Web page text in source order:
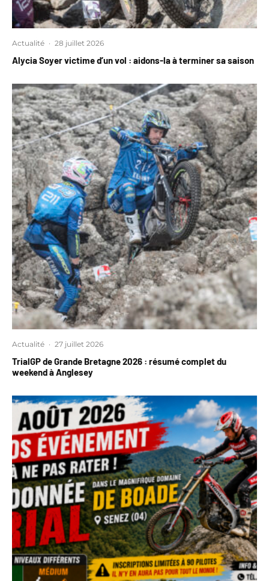
Actualité · 28 juillet 2026
Alycia Soyer victime d’un vol : aidons-la à terminer sa saison
Actualité · 27 juillet 2026
TrialGP de Grande Bretagne 2026 : résumé complet du
weekend à Anglesey